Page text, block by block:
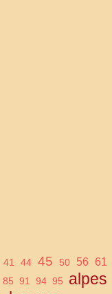
41 44 45 50 56 61
85 91 94 95
alpes